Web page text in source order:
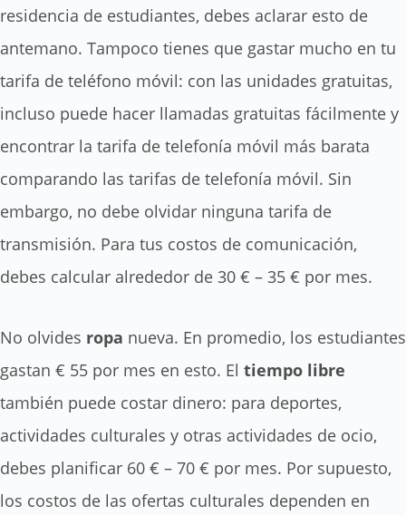
residencia de estudiantes, debes aclarar esto de
antemano. Tampoco tienes que gastar mucho en tu
tarifa de teléfono móvil: con las unidades gratuitas,
incluso puede hacer llamadas gratuitas fácilmente y
encontrar la tarifa de telefonía móvil más barata
comparando las tarifas de telefonía móvil. Sin
embargo, no debe olvidar ninguna tarifa de
transmisión. Para tus costos de comunicación,
debes calcular alrededor de 30 € – 35 € por mes.
No olvides ropa nueva. En promedio, los estudiantes
gastan € 55 por mes en esto. El tiempo libre
también puede costar dinero: para deportes,
actividades culturales y otras actividades de ocio,
debes planificar 60 € – 70 € por mes. Por supuesto,
los costos de las ofertas culturales dependen en